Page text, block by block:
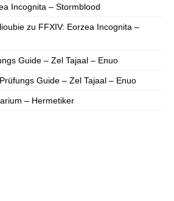
Incognita – Stormblood
zu FFXIV: Eorzea Incognita –
Guide – Zel Tajaal – Enuo
Guide – Zel Tajaal – Enuo
– Hermetiker